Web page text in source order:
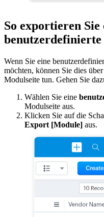
So exportieren Sie
Wenn Sie eine
möchten, können Sie dies
Modulseite tun. Gehen Sie
Wählen Sie eine
Modulseite aus.
Klicken Sie auf die
Export [Module] aus.